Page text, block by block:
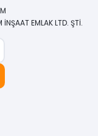
EMLAK LTD. ŞTİ.